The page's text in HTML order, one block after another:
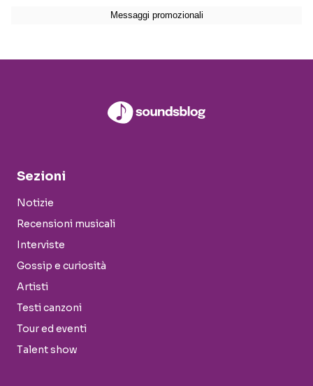
Sezioni
Notizie
Recensioni musicali
Interviste
Gossip e curiosità
Artisti
Testi canzoni
Tour ed eventi
Talent show